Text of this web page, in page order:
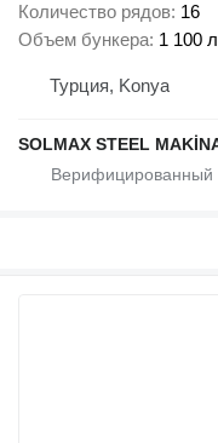
Количество рядов 16
Объем бункера 1 100 л
Турция, Konya